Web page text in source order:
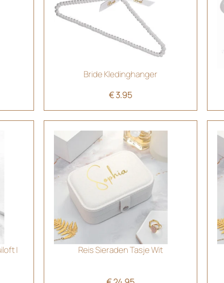
Bride Kledinghanger
€3.95
|
Reis Sieraden Tasje Wit